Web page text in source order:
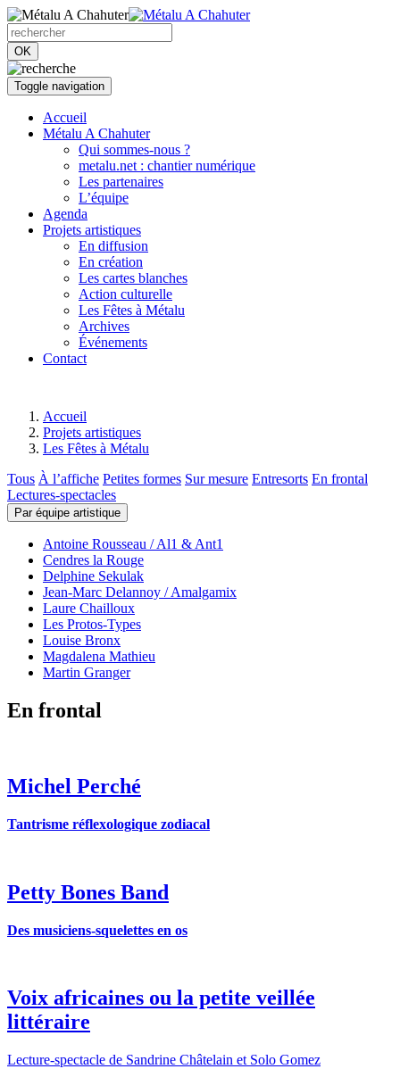
OK
Toggle navigation
Accueil
Métalu A Chahuter
Qui sommes-nous ?
metalu.net : chantier numérique
Les partenaires
L’équipe
Agenda
Projets artistiques
En diffusion
En création
Les cartes blanches
Action culturelle
Les Fêtes à Métalu
Archives
Événements
Contact
Accueil
Projets artistiques
Les Fêtes à Métalu
Tous À l’affiche Petites formes Sur mesure Entresorts En frontal
Lectures-spectacles
Par équipe artistique
Antoine Rousseau / Al1 & Ant1
Cendres la Rouge
Delphine Sekulak
Jean-Marc Delannoy / Amalgamix
Laure Chailloux
Les Protos-Types
Louise Bronx
Magdalena Mathieu
Martin Granger
En frontal
Michel Perché
Tantrisme réflexologique zodiacal
Petty Bones Band
Des musiciens-squelettes en os
Voix africaines ou la petite veillée
littéraire
Lecture-spectacle de Sandrine Châtelain et Solo Gomez